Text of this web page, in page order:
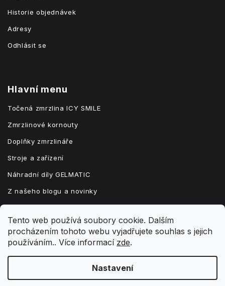
Tento web používá soubory cookie. Dalším
procházením tohoto webu vyjadřujete souhlas s jejich
používáním.. Více informací zde.
Nastavení
Historie objednávek
Adresy
Odhlásit se
Hlavní menu
Točená zmrzlina ICY SMILE
Zmrzlinové kornouty
Doplňky zmrzlináře
Stroje a zařízení
Náhradní díly GELMATIC
Z našeho blogu a novinky
Vytvořil Shoptet
zmrzlinatocena.cz. Všechna práva vyhrazena.
Upravit nastavení cookies